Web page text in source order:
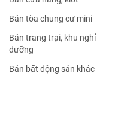
Bán tòa chung cư mini
Bán trang trại, khu nghỉ
dưỡng
Bán bất động sản khác